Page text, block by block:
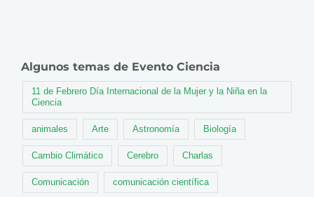
Algunos temas de Evento Ciencia
11 de Febrero Día Internacional de la Mujer y la Niña en la
Ciencia
animales Arte Astronomía Biología
Cambio Climático Cerebro Charlas
Comunicación comunicación científica